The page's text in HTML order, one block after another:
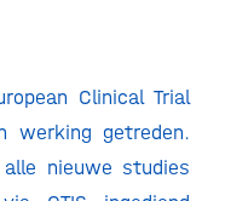
Clinical Trial
werking getreden.
nieuwe studies